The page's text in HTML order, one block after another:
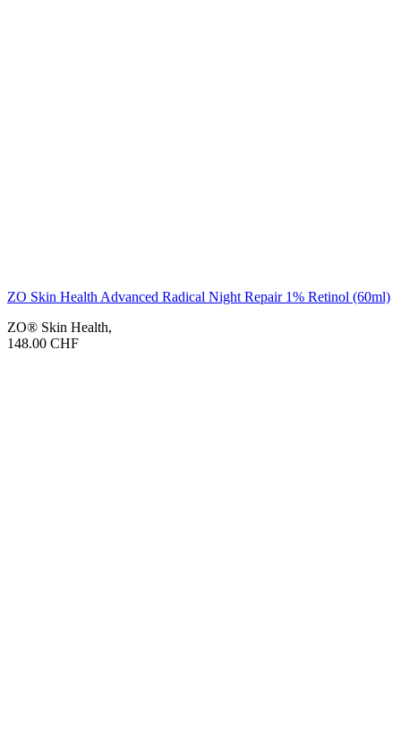
ZO Skin Health Advanced Radical Night Repair 1% Retinol (60ml)
ZO® Skin Health,
148.00 CHF